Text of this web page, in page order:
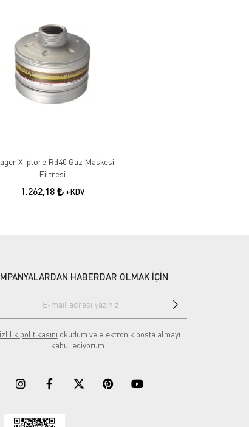
X-plore Rd40 Gaz Maskesi
Filtresi
1.262,18 +KDV
HABERDAR OLMAK İÇİN
politikasını okudum ve elektronik posta almayı
kabul ediyorum.